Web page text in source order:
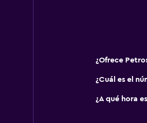
¿Ofrece
¿Cuál es el
¿A qué hora